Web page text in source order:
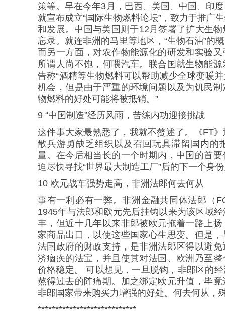
策等。早在今年3月，巴西、美国、中国、印
就宣布成立“国际生物燃料论坛”，致力于推广
和发展。中国与美国则于12月签署了扩大生
忘录。就连非洲的马里等地区，“生物石油”的
而另一方面，对农作物能源化的研发和实验
所谓人尚不饱，何喂汽车。联合国就生物能
告称“酒精等生物燃料可以帮助减少全球变暖
机会，但是由于严重的环境问题以及为饥民
物燃料的好处可能将被抵销。”
9 “中国制造”经历风雨，苦练内功迎接挑战
这件事大家最熟悉了，我就不赘述了。《FT
散兵游勇缺乏组织以及召回玩具滞留国内的
量。在今后相当长的一个时期内，中国的首
迫尽快寻找“世界最大制造工厂”后的下一个身
10 欧元战车强势走高，非洲法郎何去何从
事有一利必有一弊。非洲金融共同体法郎（
1945年与法郎和欧元先后挂钩以来为该区域
丰，但近十几年以来非郎被欧元拖着一路上
家商品出口，以使这些国家心生思变。但是
法国政府的财政支持，是非洲法郎区得以避
济痼疾的法宝，并且使其对法国、欧洲乃至
价格稳定。 可以想见，一旦脱钩，非郎区的
熬得过去的阵痛期。加之绑定欧元升值，毕
非郎国家带来购买力增强的好处。何去何从，